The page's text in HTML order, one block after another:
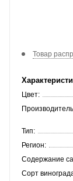
Товар
Цвет:
Тип:
Регион:
Содержание
Сорт